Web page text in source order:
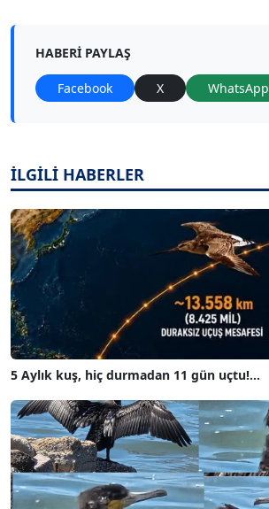
HABERI PAYLAŞ
Facebook X WhatsApp
İLGİLİ HABERLER
5 Aylık kuş, hiç durmadan 11 gün uçtu!...